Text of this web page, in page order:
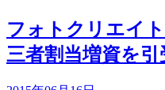
フォトクリエイ
三者割当増資を引